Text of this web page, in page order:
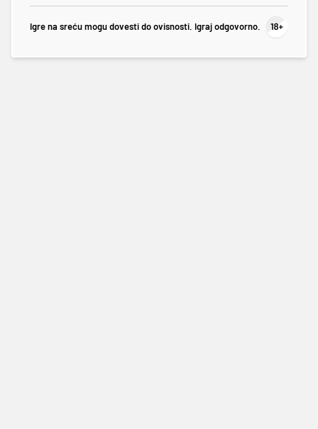
Igre na sreću mogu dovesti do ovisnosti. Igraj odgovorno.